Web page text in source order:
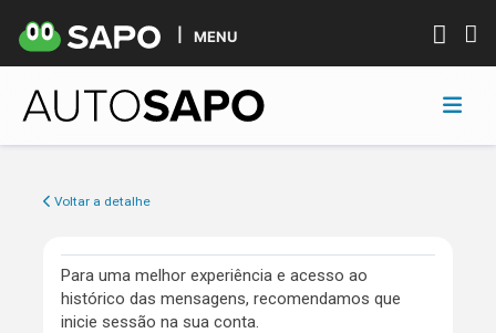
MENU
Voltar a detalhe
Para uma melhor experiência e acesso ao
histórico das mensagens, recomendamos que
inicie sessão na sua conta.